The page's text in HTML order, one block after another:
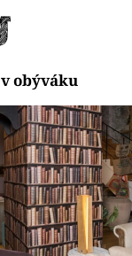
POKOJOVÉ
ZAHRADA
obýváku